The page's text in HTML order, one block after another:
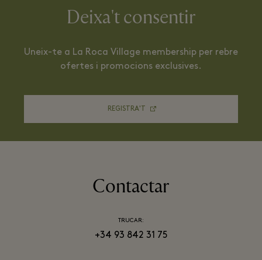
Deixa't consentir
Uneix-te a La Roca Village membership per rebre
ofertes i promocions exclusives.
REGISTRA'T
Contactar
TRUCAR:
+34 93 842 31 75